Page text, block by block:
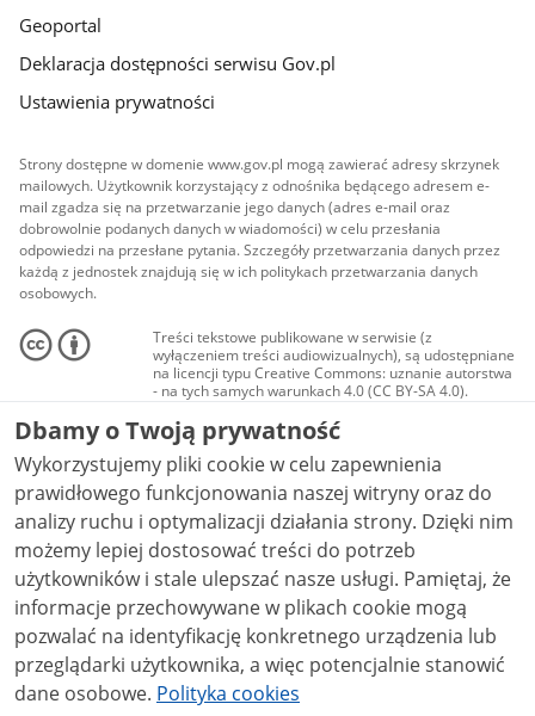
Geoportal
Deklaracja dostępności serwisu Gov.pl
Ustawienia prywatności
Strony dostępne w domenie www.gov.pl mogą zawierać adresy skrzynek
mailowych. Użytkownik korzystający z odnośnika będącego adresem e-
mail zgadza się na przetwarzanie jego danych (adres e-mail oraz
dobrowolnie podanych danych w wiadomości) w celu przesłania
odpowiedzi na przesłane pytania. Szczegóły przetwarzania danych przez
każdą z jednostek znajdują się w ich politykach przetwarzania danych
osobowych.
Treści tekstowe publikowane w serwisie (z
wyłączeniem treści audiowizualnych), są udostępniane
na licencji typu Creative Commons: uznanie autorstwa
- na tych samych warunkach 4.0 (CC BY-SA 4.0).
Materiały audiowizualne, w tym zdjęcia, materiały
audio i wideo, są udostępniane na licencji typu
Creative Commons: uznanie autorstwa użycie
niekomercyjne - bez utworów zależnych 4.0 (CC BY-
NC-ND 4.0), o ile nie jest to stwierdzone inaczej.
Dbamy o Twoją prywatność
Wykorzystujemy pliki cookie w celu zapewnienia
prawidłowego funkcjonowania naszej witryny oraz do
analizy ruchu i optymalizacji działania strony. Dzięki nim
możemy lepiej dostosować treści do potrzeb
użytkowników i stale ulepszać nasze usługi. Pamiętaj, że
informacje przechowywane w plikach cookie mogą
pozwalać na identyfikację konkretnego urządzenia lub
przeglądarki użytkownika, a więc potencjalnie stanowić
dane osobowe. Polityka cookies